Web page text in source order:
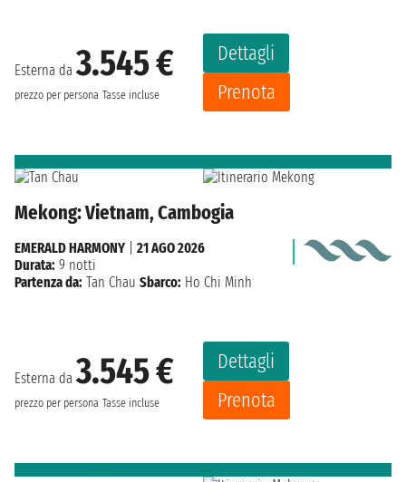
Esterna da3.545 €
prezzo per persona Tasse incluse
Dettagli
Prenota
Mekong: Vietnam, Cambogia
Esterna da3.545 €
prezzo per persona Tasse incluse
Dettagli
Prenota
EMERALD HARMONY
21 AGO 2026
Durata: 9 notti
Partenza da: Tan Chau Sbarco: Ho Chi Minh